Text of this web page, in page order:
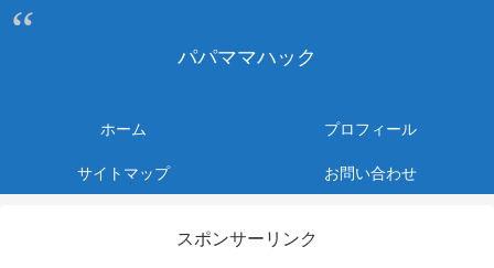
パパママハック
ホーム
プロフィール
サイトマップ
お問い合わせ
スポンサーリンク